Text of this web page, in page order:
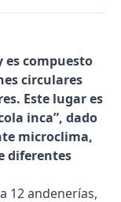
es compuesto
circulares
Este lugar es
inca”, dado
microclima,
diferentes
12 andenerías,